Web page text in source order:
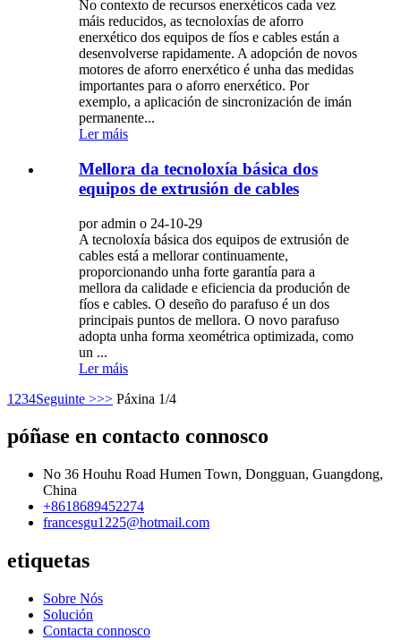
No contexto de recursos enerxéticos cada vez
máis reducidos, as tecnoloxías de aforro
enerxético dos equipos de fíos e cables están a
desenvolverse rapidamente. A adopción de novos
motores de aforro enerxético é unha das medidas
importantes para o aforro enerxético. Por
exemplo, a aplicación de sincronización de imán
permanente...
Ler máis
Mellora da tecnoloxía básica dos
equipos de extrusión de cables
por admin o 24-10-29
A tecnoloxía básica dos equipos de extrusión de
cables está a mellorar continuamente,
proporcionando unha forte garantía para a
mellora da calidade e eficiencia da produción de
fíos e cables. O deseño do parafuso é un dos
principais puntos de mellora. O novo parafuso
adopta unha forma xeométrica optimizada, como
un ...
Ler máis
1 234Seguinte >>> Páxina 1/4
póñase en contacto connosco
No 36 Houhu Road Humen Town, Dongguan, Guangdong,
China
+8618689452274
francesgu1225@hotmail.com
etiquetas
Sobre Nós
Solución
Contacta connosco